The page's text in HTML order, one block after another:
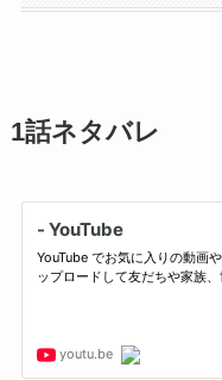
1話ネタバレ